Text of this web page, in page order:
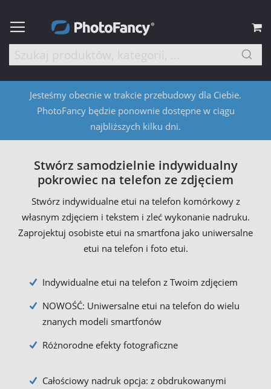
Jesteśmy obecnie w trakcie przebudowy dla Ciebie.
PhotoFancy będzie ponownie dostępne w ciągu
najbliższych kilku dni.
Stwórz samodzielnie indywidualny
pokrowiec na telefon ze zdjęciem
Stwórz indywidualne etui na telefon komórkowy z
własnym zdjęciem i tekstem i zleć wykonanie nadruku.
Zaprojektuj osobiste etui na smartfona jako uniwersalne
etui na telefon i foto etui.
Indywidualne etui na telefon z Twoim zdjęciem
NOWOŚĆ: Uniwersalne etui na telefon do wielu
znanych modeli smartfonów
Różnorodne efekty fotograficzne
Całościowy nadruk opcja: z obdrukowanymi